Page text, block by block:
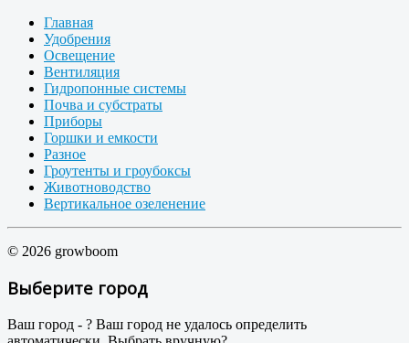
Главная
Удобрения
Освещение
Вентиляция
Гидропонные системы
Почва и субстраты
Приборы
Горшки и емкости
Разное
Гроутенты и гроубоксы
Животноводство
Вертикальное озеленение
© 2026 growboom
Выберите город
Ваш город - ? Ваш город не удалось определить